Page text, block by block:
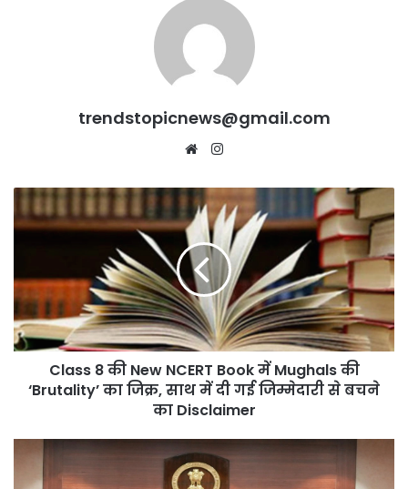
trendstopicnews@gmail.com
Website
Class
8
की
Book
Mughals
की
‘Brutality’Class 8 की New NCERT Book में Mughals की
‘Brutality’ का जिक्र, साथ में दी गई जिम्मेदारी से बचने
का Disclaimer
Harmeet
Aam